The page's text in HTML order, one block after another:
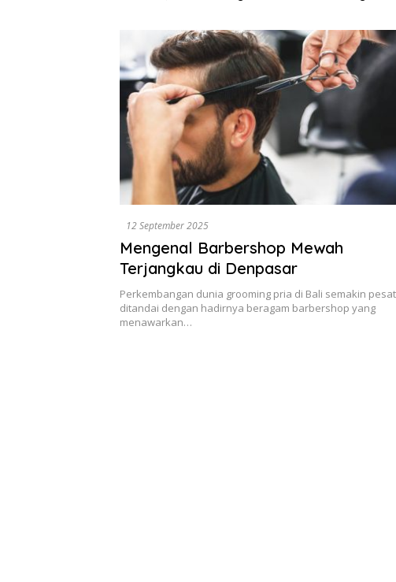
12 September 2025
Mengenal Barbershop Mewah
Terjangkau di Denpasar
Perkembangan dunia grooming pria di Bali semakin
ditandai dengan hadirnya beragam barbershop yang
menawarkan…